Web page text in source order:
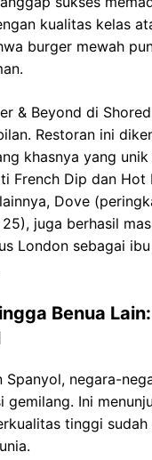
kualitas kelas
burger mewah
& Beyond di
Restoran ini
khasnya yang
French Dip dan Hot
Dove
juga berhasil
London sebagai
Benua
Spanyol, negara-
gemilang. Ini
tinggi sudah